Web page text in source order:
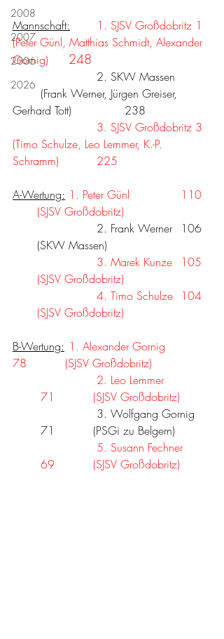
2008
2007
2006
2026
Mannschaft:
(Peter Günl, Matthias Schmidt, Alexander
Gornig)
248
(Frank Werner, Jürgen Greiser,
Gerhard Tott)
		238
(Timo Schulze, Leo Lemmer, K.-P.
Schramm)
225
A-Wertung: 1. Peter Günl
110
(SJSV Großdobritz)
(SKW Massen)
3. Marek Kunze	105
(SJSV Großdobritz)
(SJSV Großdobritz)
B-Wertung: 1. Alexander Gornig
78
(SJSV Großdobritz)
                  	2. Leo Lemmer
71
(SJSV Großdobritz)
	71
(PSGi zu Belgern)
5. Susann Fechner
69
(SJSV Großdobritz)